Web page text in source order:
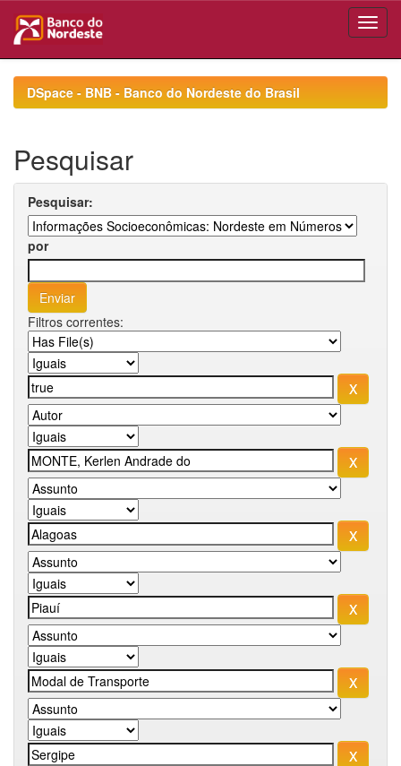
navigationDSpace - BNB - Banco do Nordeste do Brasil
Pesquisar
Pesquisar:
por
Filtros correntes: